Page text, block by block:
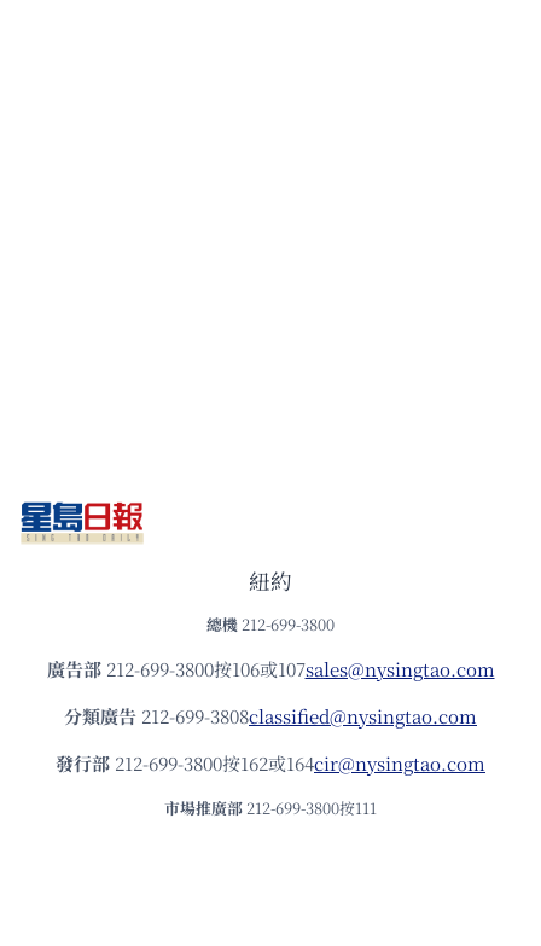
紐約
總機 212-699-3800
廣告部212-699-3800按106或107sales@nysingtao.com
分類廣告 212-699-3808classified@nysingtao.com
發⾏部 212-699-3800按162或164cir@nysingtao.com
市場推廣部 212-699-3800按111